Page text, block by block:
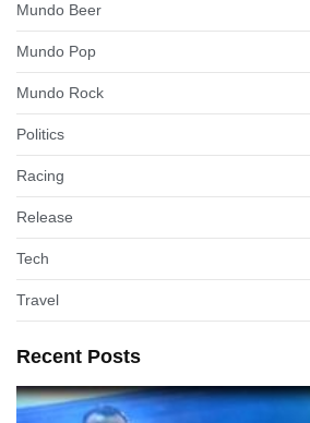
Mundo Beer
Mundo Pop
Mundo Rock
Politics
Racing
Release
Tech
Travel
Recent Posts